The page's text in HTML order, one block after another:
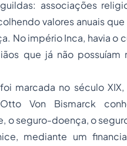
associações
valores anuais
No império Inca, havia o
que já não possuíam
marcada no século XIX,
Von Bismarck
o seguro-doença, o
mediante um